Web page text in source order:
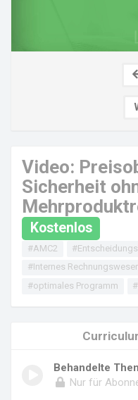
Video:
Sicherheit
Kostenlos
#AMC2
#Internes
#optimales Programm
Behandelte
Nur für